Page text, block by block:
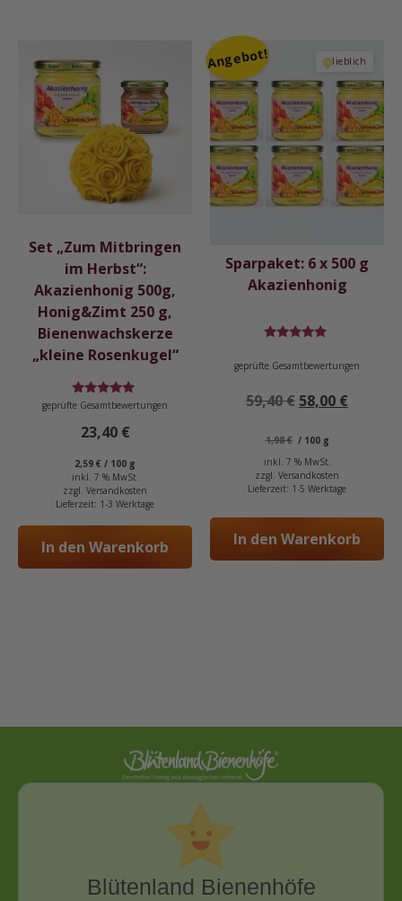
Set „Zum Mitbringen
im Herbst“:
Akazienhonig 500g,
Honig&Zimt 250 g,
Bienenwachskerze
„kleine Rosenkugel“
Bewertet
5.00
von 5
geprüfte Gesamtbewertungen
23,40 €
2,59 € / 100 g
inkl. 7 % MwSt.
zzgl. Versandkosten
Lieferzeit: 1-3 Werktage
In den Warenkorb
Angebot! lieblich
Sparpaket: 6 x 500 g
Akazienhonig
mit
4.83
geprüfte Gesamtbewertungen
59,40€
war:
59,40 €
58,00 €
1,98€ / 100 g
inkl. 7 % MwSt.
zzgl. Versandkosten
Lieferzeit: 1-5 Werktage
In den Warenkorb
Blütenland Bienenhöfe